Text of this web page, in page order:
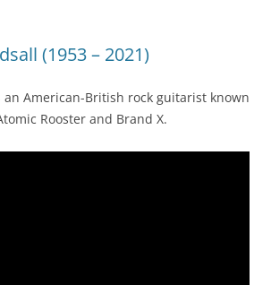
(1953 – 2021)
an American-British rock guitarist known
Rooster and Brand X.